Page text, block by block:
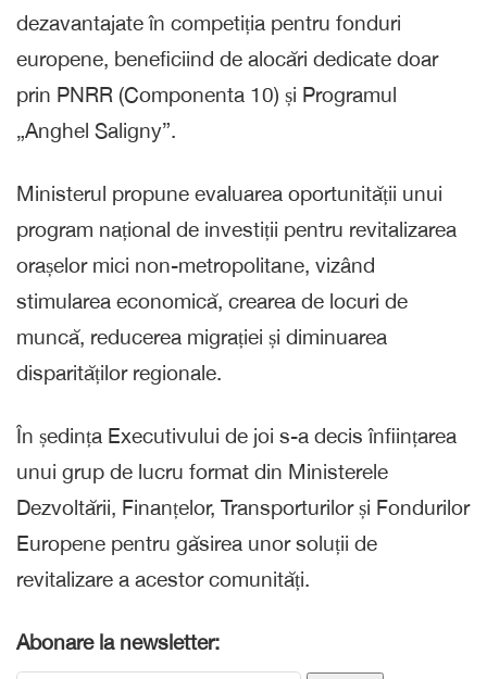
dezavantajate în competiția pentru fonduri
europene, beneficiind de alocări dedicate doar
prin PNRR (Componenta 10) și Programul
„Anghel Saligny”.
Ministerul propune evaluarea oportunității unui
program național de investiții pentru revitalizarea
orașelor mici non-metropolitane, vizând
stimularea economică, crearea de locuri de
muncă, reducerea migrației și diminuarea
disparităților regionale.
În ședința Executivului de joi s-a decis înființarea
unui grup de lucru format din Ministerele
Dezvoltării, Finanțelor, Transporturilor și Fondurilor
Europene pentru găsirea unor soluții de
revitalizare a acestor comunități.
Abonare la newsletter: